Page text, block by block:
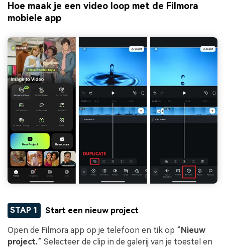
Hoe maak je een video loop met de Filmora
mobiele app
STAP 1 Start een nieuw project
Open de Filmora app op je telefoon en tik op “Nieuw
project.” Selecteer de clip in de galerij van je toestel en